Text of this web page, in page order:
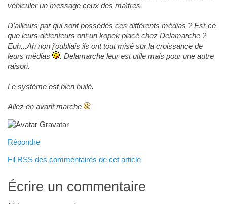
véhiculer un message ceux des maîtres.
D'ailleurs par qui sont possédés ces différents médias ? Est-ce
que leurs détenteurs ont un kopek placé chez Delamarche ?
Euh...Ah non j'oubliais ils ont tout misé sur la croissance de
leurs médias
. Delamarche leur est utile mais pour une autre
raison.
Le système est bien huilé.
Allez en avant marche
Répondre
Fil RSS des commentaires de cet article
Écrire un commentaire